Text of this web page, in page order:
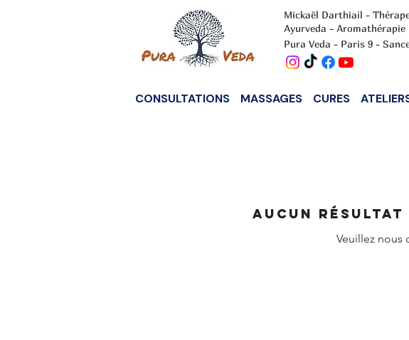
Mickaël Darthiail -
Ayurveda - Aromathérapie
Pura Veda - Paris 9 -
CONSULTATIONS MASSAGES CURES
Aucun
Veuillez nous